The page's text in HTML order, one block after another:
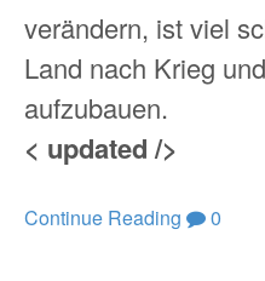
verändern, ist viel
Land nach Krieg
aufzubauen.
< updated />
Continue Reading 0